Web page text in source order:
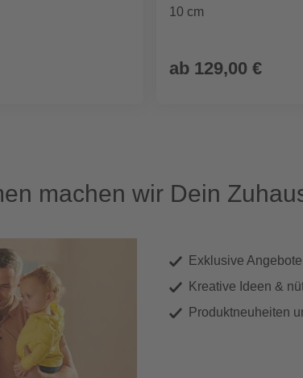
10 cm
ab 129,00 €
machen wir Dein
Exklusive
Kreative Ideen &
Produktneuheiten